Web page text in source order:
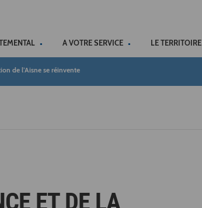
A VOTRE SERVICE LE TERRITOIRE
de l’Aisne se réinvente
ET DE LA